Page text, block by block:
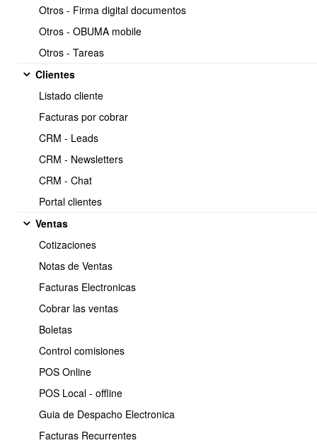
Otros - Firma digital documentos
Otros - OBUMA mobile
Otros - Tareas
Clientes
Listado cliente
Facturas por cobrar
CRM - Leads
CRM - Newsletters
CRM - Chat
Portal clientes
Ventas
Cotizaciones
Notas de Ventas
Facturas Electronicas
Cobrar las ventas
Boletas
Control comisiones
POS Online
POS Local - offline
Guia de Despacho Electronica
Facturas Recurrentes
Como realizar movimientos
de inventario
realizar-movimientos-de-inventario
Video Tutorial
https://www.youtube.com/watch?v=5AOJXwuuFpQ